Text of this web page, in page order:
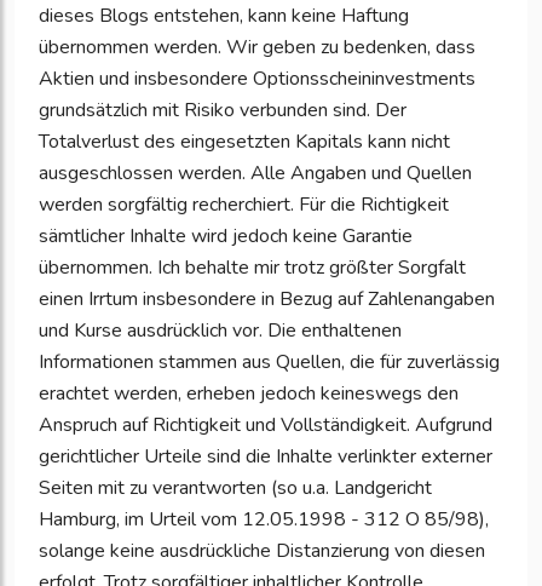
dieses Blogs entstehen, kann keine Haftung
übernommen werden. Wir geben zu bedenken, dass
Aktien und insbesondere Optionsscheininvestments
grundsätzlich mit Risiko verbunden sind. Der
Totalverlust des eingesetzten Kapitals kann nicht
ausgeschlossen werden. Alle Angaben und Quellen
werden sorgfältig recherchiert. Für die Richtigkeit
sämtlicher Inhalte wird jedoch keine Garantie
übernommen. Ich behalte mir trotz größter Sorgfalt
einen Irrtum insbesondere in Bezug auf Zahlenangaben
und Kurse ausdrücklich vor. Die enthaltenen
Informationen stammen aus Quellen, die für zuverlässig
erachtet werden, erheben jedoch keineswegs den
Anspruch auf Richtigkeit und Vollständigkeit. Aufgrund
gerichtlicher Urteile sind die Inhalte verlinkter externer
Seiten mit zu verantworten (so u.a. Landgericht
Hamburg, im Urteil vom 12.05.1998 - 312 O 85/98),
solange keine ausdrückliche Distanzierung von diesen